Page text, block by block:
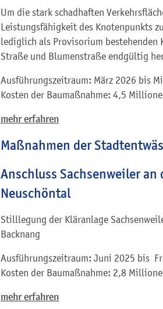
Um die stark schadhaften
Leistungsfähigkeit des Knotenpunkts
lediglich als Provisorium bestehenden
Straße und Blumenstraße endgültig
Ausführungszeitraum: März 2026 bis
Kosten der Baumaßnahme: 4,5
mehr erfahren
Maßnahmen der
Anschluss Sachsenweiler
Neuschöntal
Stilllegung der Kläranlage
Backnang
Ausführungszeitraum: Juni 2025 bis
Kosten der Baumaßnahme: 2,8
mehr erfahren